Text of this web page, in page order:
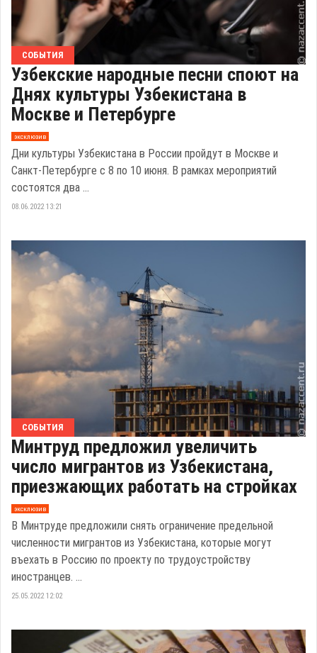
СОБЫТИЯ
Узбекские народные песни споют на
Днях культуры Узбекистана в
Москве и Петербурге
эксклюзив
Дни культуры Узбекистана в России пройдут в Москве и
Санкт-Петербурге с 8 по 10 июня. В рамках мероприятий
состоятся два ...
08.06.2022 13:21
СОБЫТИЯ
Минтруд предложил увеличить
число мигрантов из Узбекистана,
приезжающих работать на стройках
эксклюзив
В Минтруде предложили снять ограничение предельной
численности мигрантов из Узбекистана, которые могут
въехать в Россию по проекту по трудоустройству
иностранцев. ...
25.05.2022 12:02